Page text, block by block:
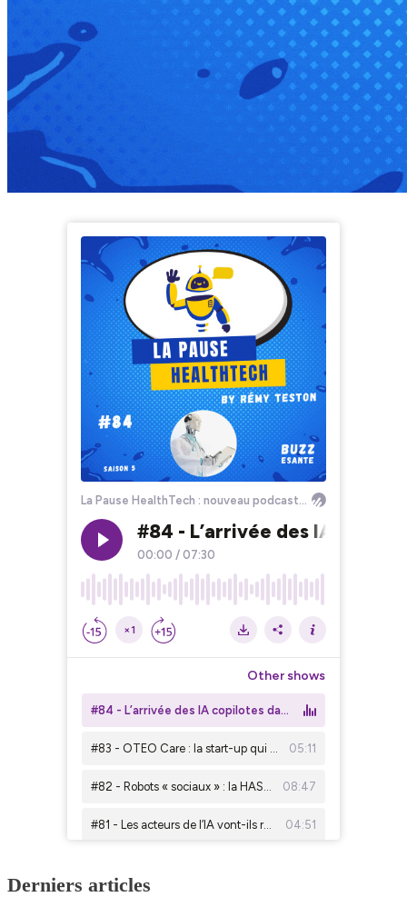
Derniers articles